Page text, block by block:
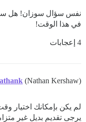
نفس سؤال سوزان! هل
في هذا الوقت!
4 إعجابات
(Nathan Kershaw)
لم يكن بإمكانك اختيار وقت
يرجى تقديم بديل غير